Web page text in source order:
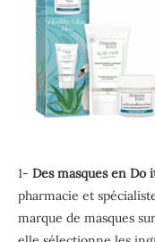
1- Des masques en Do
pharmacie et
marque de masques